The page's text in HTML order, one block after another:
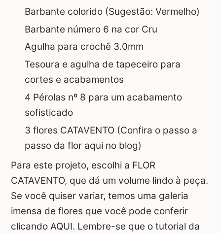
Barbante colorido (Sugestão: Vermelho)
Barbante número 6 na cor Cru
Agulha para crochê 3.0mm
Tesoura e agulha de tapeceiro para
cortes e acabamentos
4 Pérolas nº 8 para um acabamento
sofisticado
3 flores CATAVENTO (Confira o passo a
passo da flor aqui no blog)
Para este projeto, escolhi a FLOR
CATAVENTO, que dá um volume lindo à peça.
Se você quiser variar, temos uma galeria
imensa de flores que você pode conferir
clicando AQUI. Lembre-se que o tutorial da